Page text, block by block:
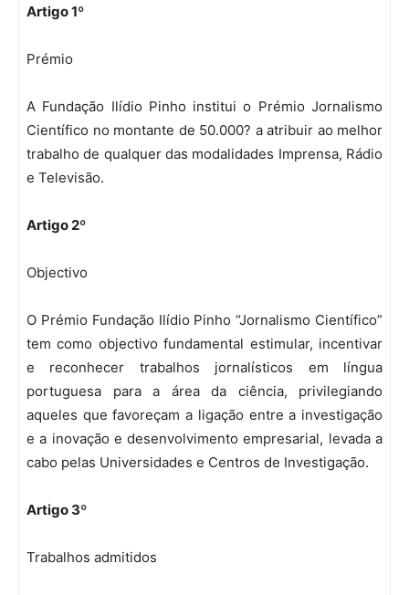
Artigo 1º
Prémio
A Fundação Ilídio Pinho institui o Prémio Jornalismo
Científico no montante de 50.000? a atribuir ao melhor
trabalho de qualquer das modalidades Imprensa, Rádio
e Televisão.
Artigo 2º
Objectivo
O Prémio Fundação Ilídio Pinho “Jornalismo Científico”
tem como objectivo fundamental estimular, incentivar
e reconhecer trabalhos jornalísticos em língua
portuguesa para a área da ciência, privilegiando
aqueles que favoreçam a ligação entre a investigação
e a inovação e desenvolvimento empresarial, levada a
cabo pelas Universidades e Centros de Investigação.
Artigo 3º
Trabalhos admitidos